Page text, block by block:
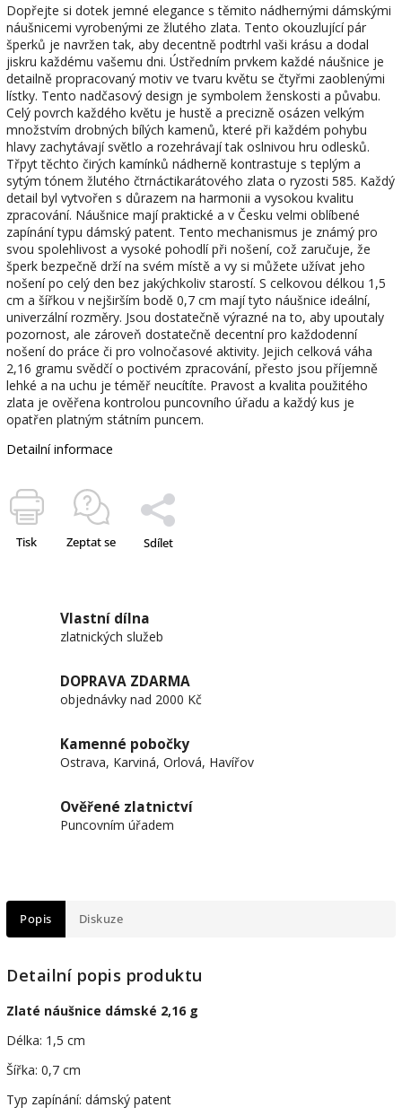
Dopřejte si dotek jemné elegance s těmito nádhernými dámskými
náušnicemi vyrobenými ze žlutého zlata. Tento okouzlující pár
šperků je navržen tak, aby decentně podtrhl vaši krásu a dodal
jiskru každému vašemu dni. Ústředním prvkem každé náušnice je
detailně propracovaný motiv ve tvaru květu se čtyřmi zaoblenými
lístky. Tento nadčasový design je symbolem ženskosti a půvabu.
Celý povrch každého květu je hustě a precizně osázen velkým
množstvím drobných bílých kamenů, které při každém pohybu
hlavy zachytávají světlo a rozehrávají tak oslnivou hru odlesků.
Třpyt těchto čirých kamínků nádherně kontrastuje s teplým a
sytým tónem žlutého čtrnáctikarátového zlata o ryzosti 585. Každý
detail byl vytvořen s důrazem na harmonii a vysokou kvalitu
zpracování. Náušnice mají praktické a v Česku velmi oblíbené
zapínání typu dámský patent. Tento mechanismus je známý pro
svou spolehlivost a vysoké pohodlí při nošení, což zaručuje, že
šperk bezpečně drží na svém místě a vy si můžete užívat jeho
nošení po celý den bez jakýchkoliv starostí. S celkovou délkou 1,5
cm a šířkou v nejširším bodě 0,7 cm mají tyto náušnice ideální,
univerzální rozměry. Jsou dostatečně výrazné na to, aby upoutaly
pozornost, ale zároveň dostatečně decentní pro každodenní
nošení do práce či pro volnočasové aktivity. Jejich celková váha
2,16 gramu svědčí o poctivém zpracování, přesto jsou příjemně
lehké a na uchu je téměř neucítíte. Pravost a kvalita použitého
zlata je ověřena kontrolou puncovního úřadu a každý kus je
opatřen platným státním puncem.
Detailní informace
Tisk Zeptat se Sdílet
Vlastní dílna
zlatnických služeb
DOPRAVA ZDARMA
objednávky nad 2000 Kč
Kamenné pobočky
Ostrava, Karviná, Orlová, Havířov
Ověřené zlatnictví
Puncovním úřadem
Popis Diskuze
Detailní popis produktu
Zlaté náušnice dámské 2,16 g
Délka: 1,5 cm
Šířka: 0,7 cm
Typ zapínání: dámský patent